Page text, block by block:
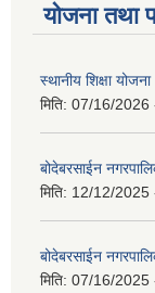
योजना तथा
स्थानीय शिक्षा
मिति: 07/16/2026
बोदेबरसाईन
मिति: 12/12/2025
बोदेबरसाईन
मिति: 07/16/2025